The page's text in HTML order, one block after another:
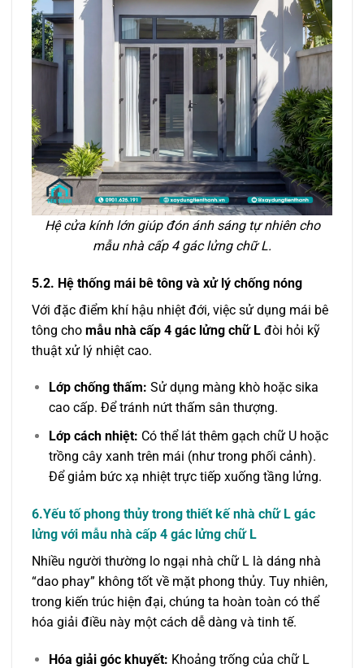
Hệ cửa kính lớn giúp đón ánh sáng tự nhiên cho
mẫu nhà cấp 4 gác lửng chữ L.
5.2. Hệ thống mái bê tông và xử lý chống nóng
Với đặc điểm khí hậu nhiệt đới, việc sử dụng mái bê
tông cho mẫu nhà cấp 4 gác lửng chữ L đòi hỏi kỹ
thuật xử lý nhiệt cao.
Lớp chống thấm: Sử dụng màng khò hoặc sika
cao cấp. Để tránh nứt thấm sân thượng.
Lớp cách nhiệt: Có thể lát thêm gạch chữ U hoặc
trồng cây xanh trên mái (như trong phối cảnh).
Để giảm bức xạ nhiệt trực tiếp xuống tầng lửng.
6.Yếu tố phong thủy trong thiết kế nhà chữ L gác
lửng với mẫu nhà cấp 4 gác lửng chữ L
Nhiều người thường lo ngại nhà chữ L là dáng nhà
“dao phay” không tốt về mặt phong thủy. Tuy nhiên,
trong kiến trúc hiện đại, chúng ta hoàn toàn có thể
hóa giải điều này một cách dễ dàng và tinh tế.
Hóa giải góc khuyết: Khoảng trống của chữ L